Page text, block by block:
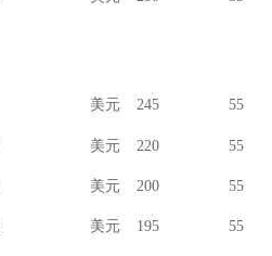
美元 245 55
美元 220 55
美元 200 55
美元 195 55